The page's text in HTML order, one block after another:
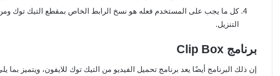
كل ما يجب على المستخدم فعله هو نسخ الرابط الخاص بمقطع التيك توك
التنزيل.
برنامج Clip Box
إن ذلك البرنامج أيضًا يعد برنامج تحميل الفيديو من التيك توك للايفون، ويتميز بما